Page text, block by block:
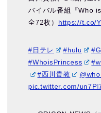
バイバル番組『Who
全72枚） https://t.co/
#日テレ #hulu
#WhoisPrincess
#西川貴教
pic.twitter.com/